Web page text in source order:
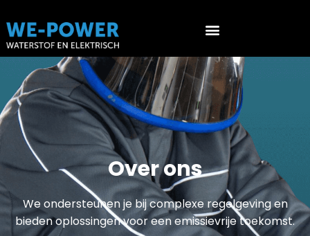
Over ons
We ondersteunen je bij complexe regelgeving en
bieden oplossingen voor een emissievrije toekomst.